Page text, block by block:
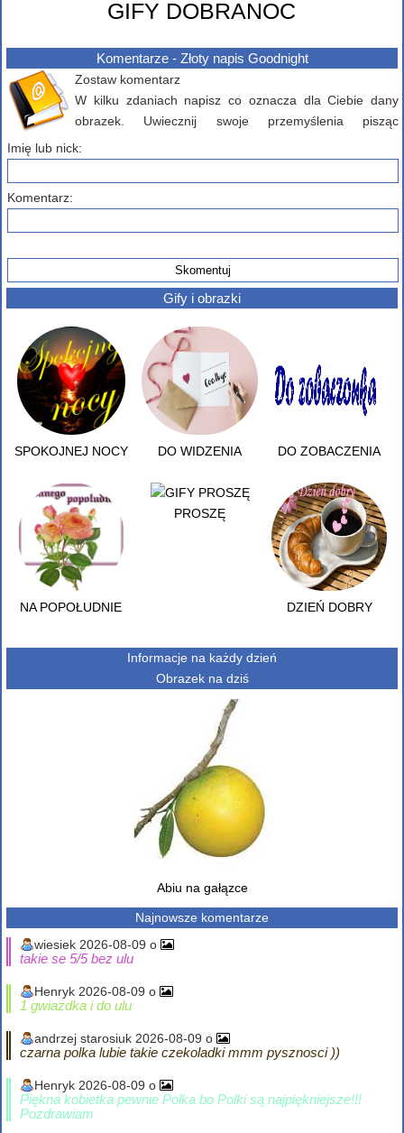
GIFY DOBRANOC
Komentarze - Złoty napis Goodnight
Zostaw komentarz
W kilku zdaniach napisz co oznacza dla Ciebie dany
obrazek. Uwiecznij swoje przemyślenia pisząc
Imię lub nick:
Komentarz:
Gify i obrazki
SPOKOJNEJ NOCY DO WIDZENIA DO ZOBACZENIA
NA POPOŁUDNIE
PROSZĘ
DZIEŃ DOBRY
Informacje na każdy dzień
Obrazek na dziś
Abiu na gałązce
Najnowsze komentarze
wiesiek 2026-08-09 o
takie se 5/5 bez ulu
Henryk 2026-08-09 o
1 gwiazdka i do ulu
andrzej starosiuk 2026-08-09 o
czarna polka lubie takie czekoladki mmm pysznosci ))
Henryk 2026-08-09 o
Piękna kobietka pewnie Polka bo Polki są najpiękniejsze!!!
Pozdrawiam